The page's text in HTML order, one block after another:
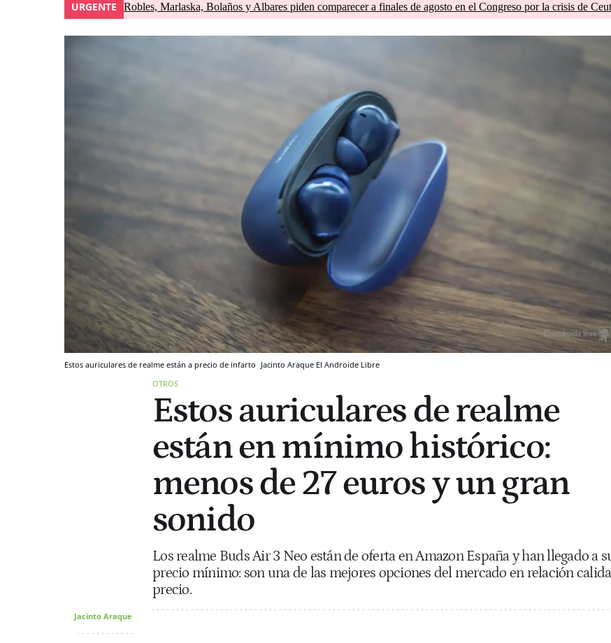
URGENTE Robles, Marlaska, Bolaños y Albares piden comparecer a finales de agosto en el Congreso por la crisis de
Estos auriculares de realme están a precio de infarto Jacinto Araque El Androide Libre
OTROS
Estos auriculares de realme
están en mínimo histórico:
menos de 27 euros y un gran
sonido
Los realme Buds Air 3 Neo están de oferta en Amazon España y han llegado a
precio mínimo: son una de las mejores opciones del mercado en relación
precio.
Jacinto Araque